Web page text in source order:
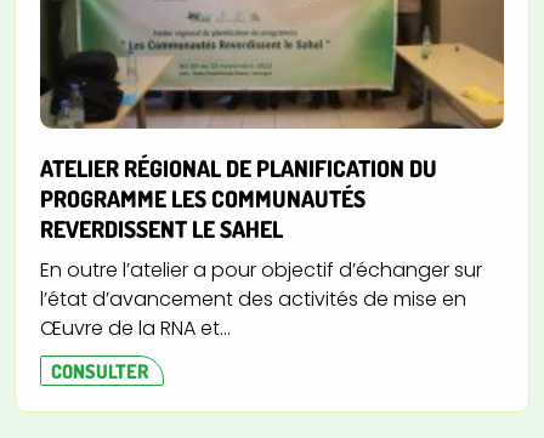
ATELIER RÉGIONAL DE PLANIFICATION DU
PROGRAMME LES COMMUNAUTÉS
REVERDISSENT LE SAHEL
En outre l’atelier a pour objectif d’échanger sur
l’état d’avancement des activités de mise en
Œuvre de la RNA et...
CONSULTER